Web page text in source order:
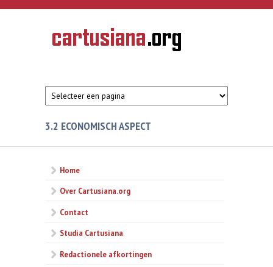
Overslaan en naar de inhoud gaan
CARTUSIANA
Geschiedenis
van de
3.2 ECONOMISCH ASPECT
Home
Over Cartusiana.org
Contact
Studia Cartusiana
Redactionele afkortingen